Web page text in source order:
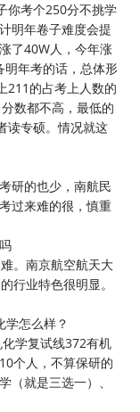
你考个250分不挑学
明年卷子难度会提
了40W人，今年涨
明年考的话，总体形
211的占考上人数的
数都不高，最低的
读专硕。情况就这
研的也少，南航民
过来难的很，慎重
。南京航空航天大
行业特色很明显。
学怎么样？
学复试线372有机
个人，不算保研的
（就是三选一）、